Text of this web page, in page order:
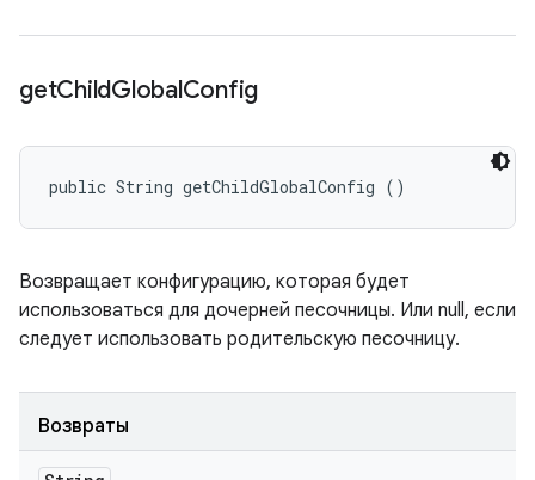
getChildGlobalConfig
public String getChildGlobalConfig ()
Возвращает конфигурацию, которая будет
использоваться для дочерней песочницы. Или null, если
следует использовать родительскую песочницу.
Возвраты